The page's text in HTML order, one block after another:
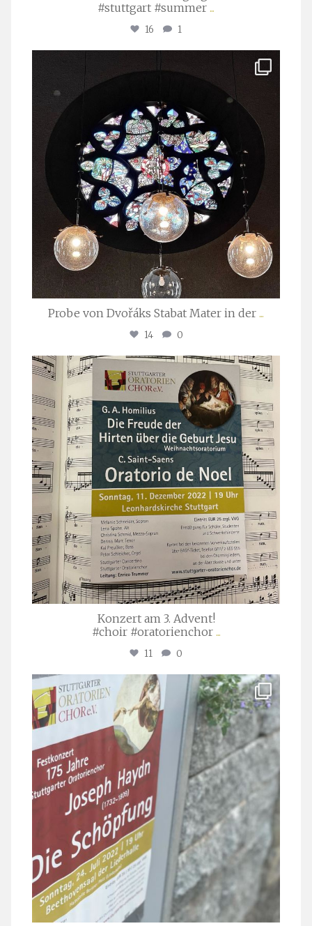
#stuttgart #summer ...
16 1
Apr. 1
Probe von Dvořáks Stabat Mater in der ...
14 0
stuttgarter_oratorienchor
Nov. 29
Konzert am 3. Advent!
#choir #oratorienchor ...
11 0
stuttgarter_oratorienchor
Juli 23